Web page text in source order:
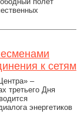
к сетям
–
третьего Дня
энергетиков